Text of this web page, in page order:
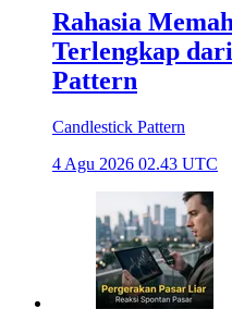
Rahasia
Terlengkap
Pattern
Candlestick Pattern
4 Agu 2026 02.43 UTC